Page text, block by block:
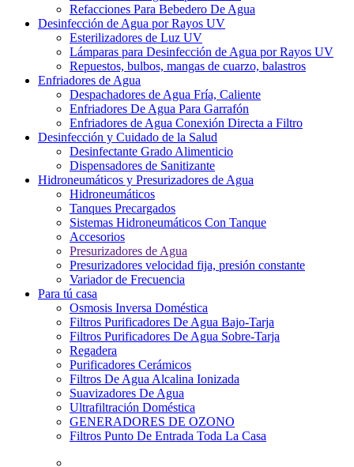
Refacciones Para Bebedero De Agua
Desinfección de Agua por Rayos UV
Esterilizadores de Luz UV
Lámparas para Desinfección de Agua por Rayos UV
Repuestos, bulbos, mangas de cuarzo, balastros
Enfriadores de Agua
Despachadores de Agua Fría, Caliente
Enfriadores De Agua Para Garrafón
Enfriadores de Agua Conexión Directa a Filtro
Desinfección y Cuidado de la Salud
Desinfectante Grado Alimenticio
Dispensadores de Sanitizante
Hidroneumáticos y Presurizadores de Agua
Hidroneumáticos
Tanques Precargados
Sistemas Hidroneumáticos Con Tanque
Accesorios
Presurizadores de Agua
Presurizadores velocidad fija, presión constante
Variador de Frecuencia
Para tú casa
Osmosis Inversa Doméstica
Filtros Purificadores De Agua Bajo-Tarja
Filtros Purificadores De Agua Sobre-Tarja
Regadera
Purificadores Cerámicos
Filtros De Agua Alcalina Ionizada
Suavizadores De Agua
Ultrafiltración Doméstica
GENERADORES DE OZONO
Filtros Punto De Entrada Toda La Casa